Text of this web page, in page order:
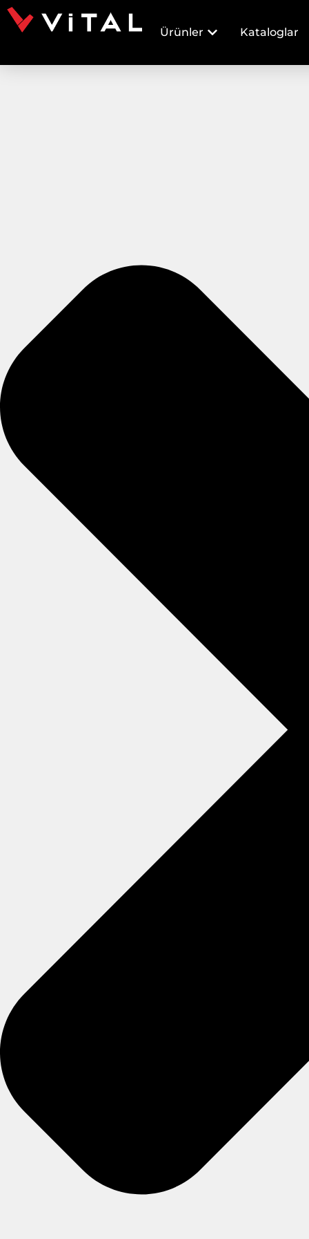
Ürünler Kataloglar